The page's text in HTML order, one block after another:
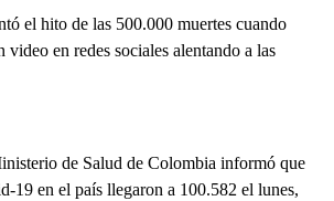
el hito de las 500.000 muertes cuando
video en redes sociales alentando a las
de Salud de Colombia informó que
19 en el país llegaron a 100.582 el lunes,